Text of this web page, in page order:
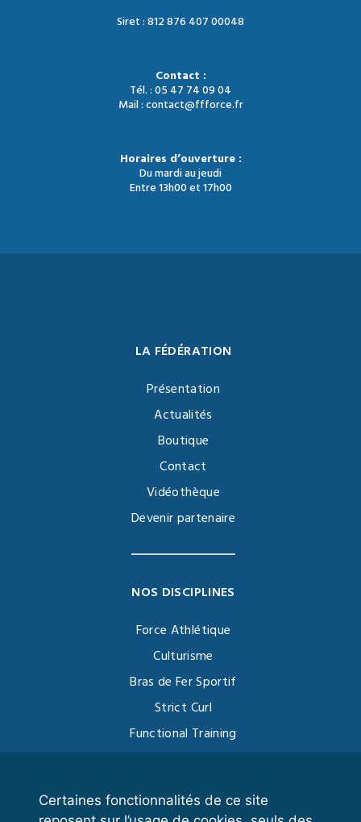
Certaines fonctionnalités de ce site
Siret : 812 876 407 00048
Contact :
Tél. : 05 47 74 09 04
Mail : contact@ffforce.fr
Horaires d’ouverture :
Du mardi au jeudi
Entre 13h00 et 17h00
LA FÉDÉRATION
Présentation
Actualités
Boutique
Contact
Vidéothèque
Devenir partenaire
NOS DISCIPLINES
Force Athlétique
Culturisme
Bras de Fer Sportif
Strict Curl
Functional Training